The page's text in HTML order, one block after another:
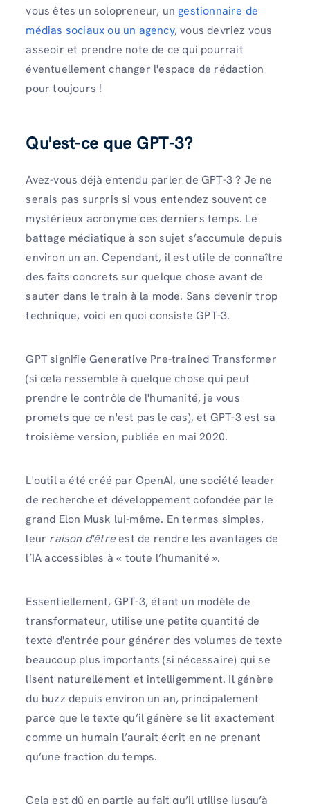
vous êtes un solopreneur, un gestionnaire de
médias sociaux ou un agency, vous devriez vous
asseoir et prendre note de ce qui pourrait
éventuellement changer l'espace de rédaction
pour toujours !
Qu'est-ce que GPT-3?
Avez-vous déjà entendu parler de GPT-3 ? Je ne
serais pas surpris si vous entendez souvent ce
mystérieux acronyme ces derniers temps. Le
battage médiatique à son sujet s’accumule depuis
environ un an. Cependant, il est utile de connaître
des faits concrets sur quelque chose avant de
sauter dans le train à la mode. Sans devenir trop
technique, voici en quoi consiste GPT-3.
GPT signifie Generative Pre-trained Transformer
(si cela ressemble à quelque chose qui peut
prendre le contrôle de l'humanité, je vous
promets que ce n'est pas le cas), et GPT-3 est sa
troisième version, publiée en mai 2020.
L'outil a été créé par OpenAI, une société leader
de recherche et développement cofondée par le
grand Elon Musk lui-même. En termes simples,
leur raison d'êtreest de rendre les avantages de
l’IA accessibles à « toute l’humanité ».
Essentiellement, GPT-3, étant un modèle de
transformateur, utilise une petite quantité de
texte d'entrée pour générer des volumes de texte
beaucoup plus importants (si nécessaire) qui se
lisent naturellement et intelligemment. Il génère
du buzz depuis environ un an, principalement
parce que le texte qu’il génère se lit exactement
comme un humain l’aurait écrit en ne prenant
qu’une fraction du temps.
Cela est dû en partie au fait qu’il utilise jusqu’à